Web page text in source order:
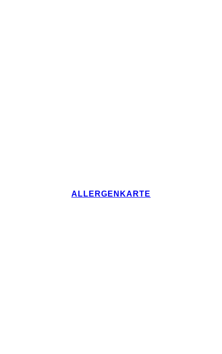
ALLERGENKARTE